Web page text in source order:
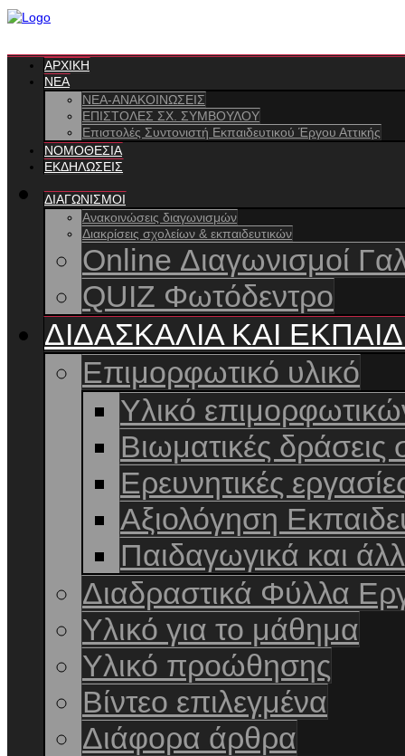
ΑΡΧΙΚΗ
ΝΕΑ
ΝΕΑ-ΑΝΑΚΟΙΝΩΣΕΙΣ
ΕΠΙΣΤΟΛΕΣ ΣΧ. ΣΥΜΒΟΥΛΟΥ
Επιστολές Συντονιστή Εκπαιδευτικού Έργου Αττικής
ΝΟΜΟΘΕΣΙΑ
ΕΚΔΗΛΩΣΕΙΣ
ΔΙΑΓΩΝΙΣΜΟΙ
Ανακοινώσεις διαγωνισμών
Διακρίσεις σχολείων & εκπαιδευτικών
Online Διαγωνισμοί
QUIZ Φωτόδεντρο
ΔΙΔΑΣΚΑΛΙΑ ΚΑΙ
Επιμορφωτικό υλικό
Υλικό
Βιωματικές δράσεις
Ερευνητικές
Αξιολόγηση
Παιδαγωγικά και
Διαδραστικά Φύλλα
Yλικό για το μάθημα
Υλικό προώθησης
Βίντεο επιλεγμένα
Διάφορα άρθρα